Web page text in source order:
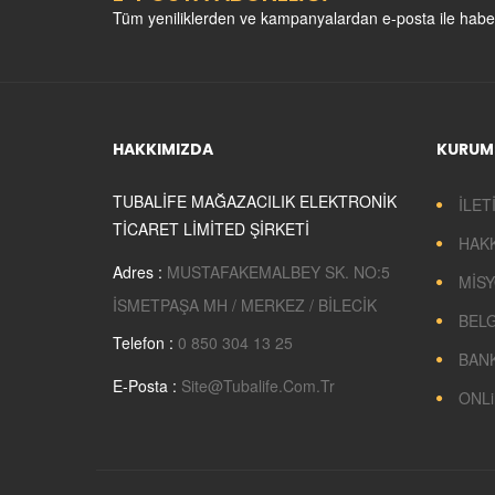
TATLI PARK (1)
LÖP LÖP TAVUK
Tüm yeniliklerden ve kampanyalardan e-posta ile
HAKKIMIZDA
TUBALİFE MAĞAZACILIK ELEKTRONİK
TİCARET LİMİTED ŞİRKETİ
Adres : MUSTAFAKEMALBEY SK. NO:5
İSMETPAŞA MH / MERKEZ / BİLECİK
Telefon : 0 850 304 13 25
E-Posta : Site@tubalife.com.tr